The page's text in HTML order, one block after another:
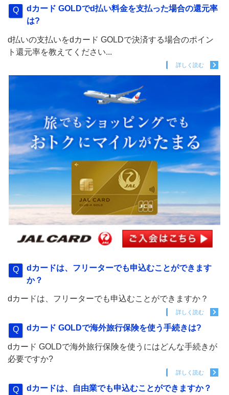
dカード GOLDでd払い料金を支払った場合の還元率
は?
d払いの支払いをdカード GOLDで決済する場合のポイン
ト還元率を教えてください...
詳しく読む
dカードは、フリーターでも申込むことができます
か？
dカードは、フリーターでも申込むことができますか？
詳しく読む
dカード GOLDで海外旅行保険を使う手続きは?
dカード GOLDで海外旅行保険を使うにはどんな手続きが
必要ですか?
詳しく読む
dカードは、自由業でも申込むことができますか？